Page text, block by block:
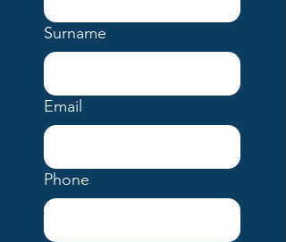
Surname
Email
Phone